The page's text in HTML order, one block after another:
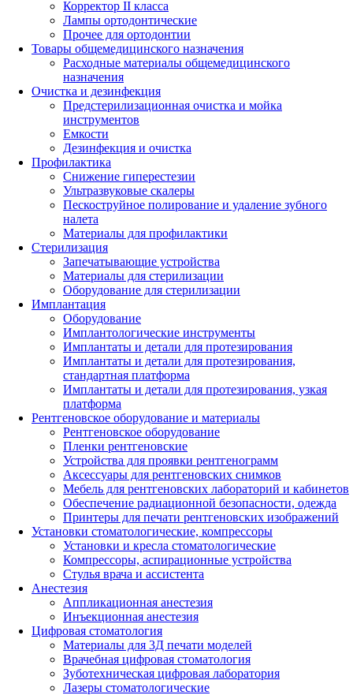
Корректор II класса
Лампы ортодонтические
Прочее для ортодонтии
Товары общемедицинского назначения
Расходные материалы общемедицинского
назначения
Очистка и дезинфекция
Предстерилизационная очистка и мойка
инструментов
Емкости
Дезинфекция и очистка
Профилактика
Снижение гиперестезии
Ультразвуковые скалеры
Пескоструйное полирование и удаление зубного
налета
Материалы для профилактики
Стерилизация
Запечатывающие устройства
Материалы для стерилизации
Оборудование для стерилизации
Имплантация
Оборудование
Имплантологические инструменты
Имплантаты и детали для протезирования
Имплантаты и детали для протезирования,
стандартная платформа
Имплантаты и детали для протезирования, узкая
платформа
Рентгеновское оборудование и материалы
Рентгеновское оборудование
Пленки рентгеновские
Устройства для проявки рентгенограмм
Аксессуары для рентгеновских снимков
Мебель для рентгеновских лабораторий и кабинетов
Обеспечение радиационной безопасности, одежда
Принтеры для печати рентгеновских изображений
Установки стоматологические, компрессоры
Установки и кресла стоматологические
Компрессоры, аспирационные устройства
Стулья врача и ассистента
Анестезия
Аппликационная анестезия
Инъекционная анестезия
Цифровая стоматология
Материалы для 3Д печати моделей
Врачебная цифровая стоматология
Зуботехническая цифровая лаборатория
Лазеры стоматологические